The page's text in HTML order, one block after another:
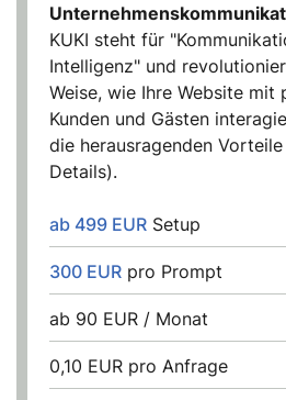
KUKI steht für
Intelligenz" und
Weise, wie Ihre Website mit
Kunden und Gästen
die herausragenden
Details).
ab 499 EUR Setup
300 EUR pro Prompt
ab 90 EUR / Monat
0,10 EUR pro Anfrage